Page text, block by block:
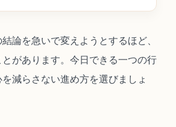
論を急いで変えようとするほど、
があります。今日できる一つの行
減らさない進め方を選びましょ